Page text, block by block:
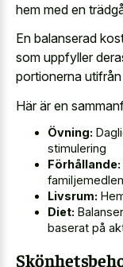
hem med en
En balanserad
som uppfyller
portionerna
Här är en
Övning:
stimulering
Förhållande:
Livsrum:
Diet:
baserat på